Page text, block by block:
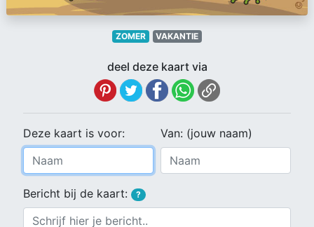
ZOMER VAKANTIE
deel deze kaart via
Deze kaart is voor: Van: (jouw naam)
Bericht bij de kaart: ?